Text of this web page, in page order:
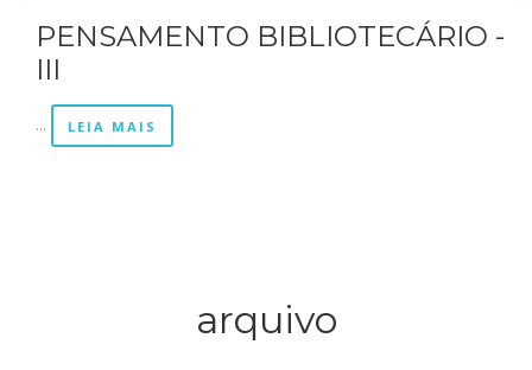
PENSAMENTO BIBLIOTECÁRIO -
III
... LEIA MAIS
arquivo